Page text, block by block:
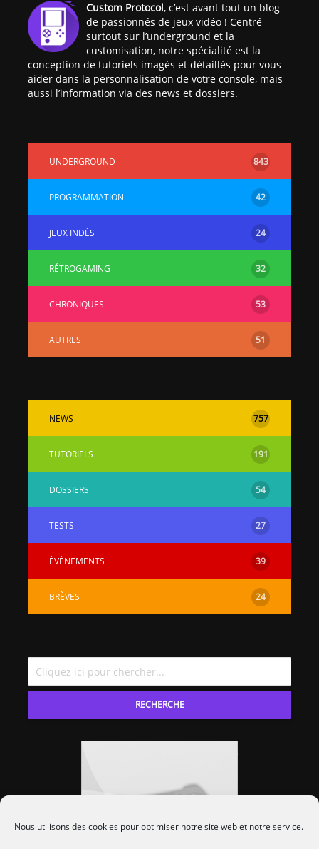
Nous utilisons des cookies pour optimiser notre site web et notre service.
Custom Protocol, c’est avant tout un blog
de passionnés de jeux vidéo ! Centré
surtout sur l’underground et la
customisation, notre spécialité est la
conception de tutoriels imagés et détaillés pour vous
aider dans la personnalisation de votre console, mais
aussi l’information via des news et dossiers.
UNDERGROUND 843
PROGRAMMATION 42
JEUX INDÉS 24
RÉTROGAMING 32
CHRONIQUES 53
AUTRES 51
NEWS 757
TUTORIELS 191
DOSSIERS 54
TESTS 27
ÉVÉNEMENTS 39
BRÈVES 24
RECHERCHE